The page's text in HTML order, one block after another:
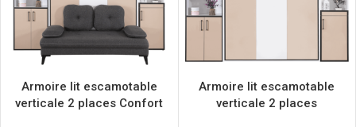
Armoire lit escamotable
verticale 2 places Confort
Armoire lit escamotable
verticale 2 places